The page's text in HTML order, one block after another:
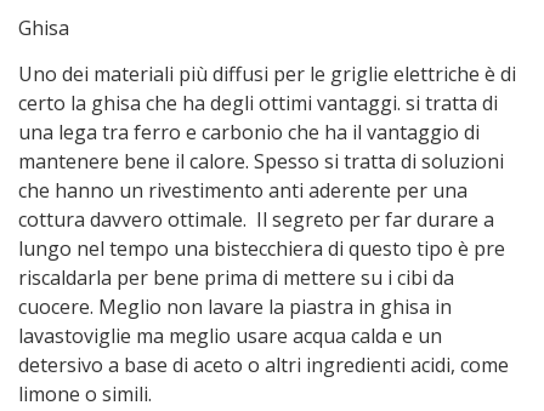
Ghisa
Uno dei materiali più diffusi per le griglie elettriche è di
certo la ghisa che ha degli ottimi vantaggi. si tratta di
una lega tra ferro e carbonio che ha il vantaggio di
mantenere bene il calore. Spesso si tratta di soluzioni
che hanno un rivestimento anti aderente per una
cottura davvero ottimale. Il segreto per far durare a
lungo nel tempo una bistecchiera di questo tipo è pre
riscaldarla per bene prima di mettere su i cibi da
cuocere. Meglio non lavare la piastra in ghisa in
lavastoviglie ma meglio usare acqua calda e un
detersivo a base di aceto o altri ingredienti acidi, come
limone o simili.